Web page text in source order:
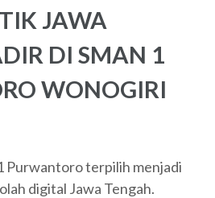
JAWA
DI SMAN 1
WONOGIRI
Purwantoro terpilih menjadi
digital Jawa Tengah.